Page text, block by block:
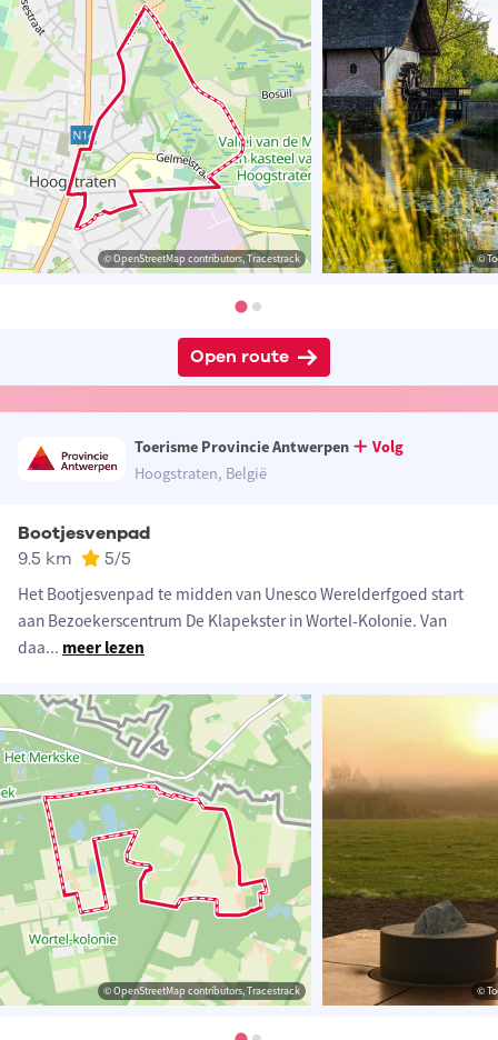
© OpenStreetMap contributors, Tracestrack ©
Open route
Toerisme Provincie Antwerpen
Volg
Hoogstraten, België
Bootjesvenpad
9.5 km 5/5
Het Bootjesvenpad te midden van Unesco Werelderfgoed start
aan Bezoekerscentrum De Klapekster in Wortel-Kolonie. Van
daa... meer lezen
© OpenStreetMap contributors, Tracestrack ©